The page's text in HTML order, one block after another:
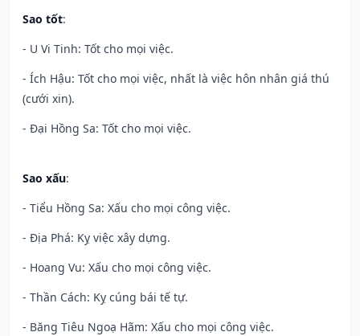
Sao tốt:
- U Vi Tinh: Tốt cho mọi việc.
- Ích Hậu: Tốt cho mọi việc, nhất là việc hôn nhân giá thú
(cưới xin).
- Đại Hồng Sa: Tốt cho mọi việc.
Sao xấu:
- Tiểu Hồng Sa: Xấu cho mọi công việc.
- Địa Phá: Kỵ việc xây dựng.
- Hoang Vu: Xấu cho mọi công việc.
- Thần Cách: Kỵ cúng bái tế tự.
- Băng Tiêu Ngoạ Hãm: Xấu cho mọi công việc.